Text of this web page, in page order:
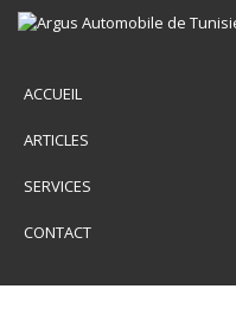
ACCUEIL
ARTICLES
SERVICES
CONTACT